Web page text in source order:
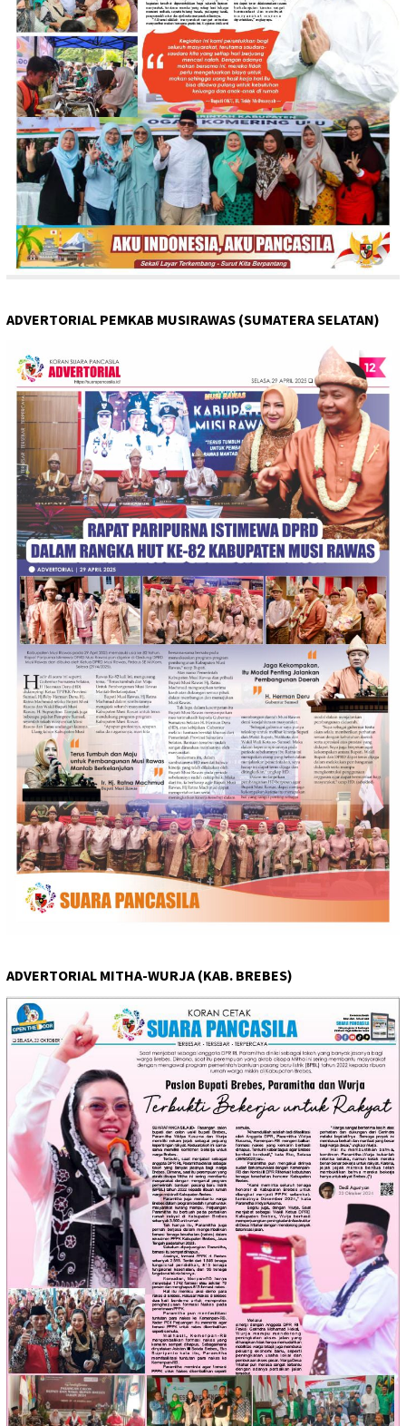
ADVERTORIAL PEMKAB MUSIRAWAS (SUMATERA SELATAN)
ADVERTORIAL MITHA-WURJA (KAB. BREBES)